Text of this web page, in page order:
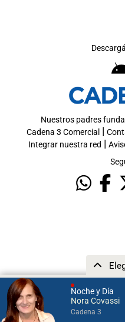
Noche y Día
Nora Covassi
Cadena 3
Nuestros padres
Cadena 3 Comercial |
Integrar nuestra red |